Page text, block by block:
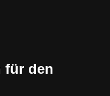
für den